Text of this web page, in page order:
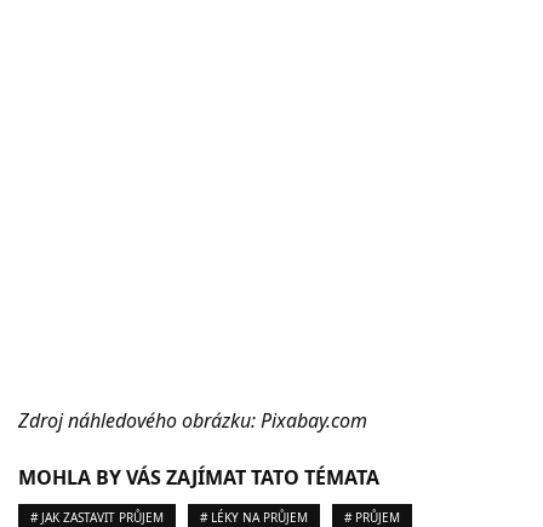
Zdroj náhledového obrázku: Pixabay.com
MOHLA BY VÁS ZAJÍMAT TATO TÉMATA
# JAK ZASTAVIT PRŮJEM # LÉKY NA PRŮJEM # PRŮJEM